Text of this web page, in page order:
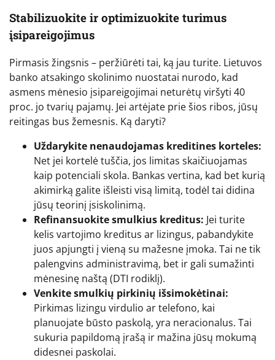
Stabilizuokite ir optimizuokite turimus
įsipareigojimus
Pirmasis žingsnis – peržiūrėti tai, ką jau turite. Lietuvos
banko atsakingo skolinimo nuostatai nurodo, kad
asmens mėnesio įsipareigojimai neturėtų viršyti 40
proc. jo tvarių pajamų. Jei artėjate prie šios ribos, jūsų
reitingas bus žemesnis. Ką daryti?
Uždarykite nenaudojamas kreditines korteles:
Net jei kortelė tuščia, jos limitas skaičiuojamas
kaip potenciali skola. Bankas vertina, kad bet kurią
akimirką galite išleisti visą limitą, todėl tai didina
jūsų teorinį įsiskolinimą.
Refinansuokite smulkius kreditus: Jei turite
kelis vartojimo kreditus ar lizingus, pabandykite
juos apjungti į vieną su mažesne įmoka. Tai ne tik
palengvins administravimą, bet ir gali sumažinti
mėnesinę naštą (DTI rodiklį).
Venkite smulkių pirkinių išsimokėtinai:
Pirkimas lizingu virdulio ar telefono, kai
planuojate būsto paskolą, yra neracionalus. Tai
sukuria papildomą įrašą ir mažina jūsų mokumą
didesnei paskolai.